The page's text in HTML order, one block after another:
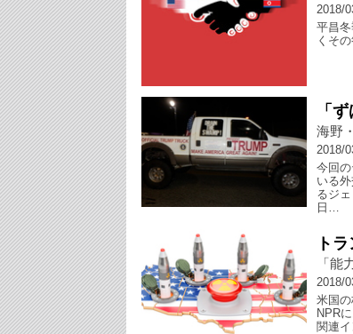
2018/
平昌
くそ
「
海野
2018/
今回
いる
るジ
日…
ト
「能
2018/
米国
NPR
関連